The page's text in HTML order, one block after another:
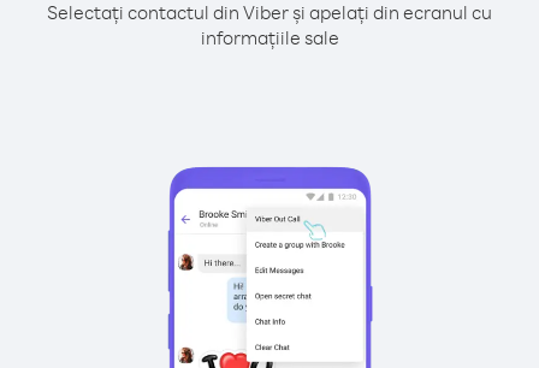
Selectați contactul din Viber și apelați din ecranul cu
informațiile sale